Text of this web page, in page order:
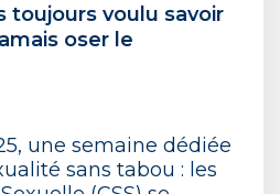
toujours voulu savoir
oser le
une semaine dédiée
sans tabou : les